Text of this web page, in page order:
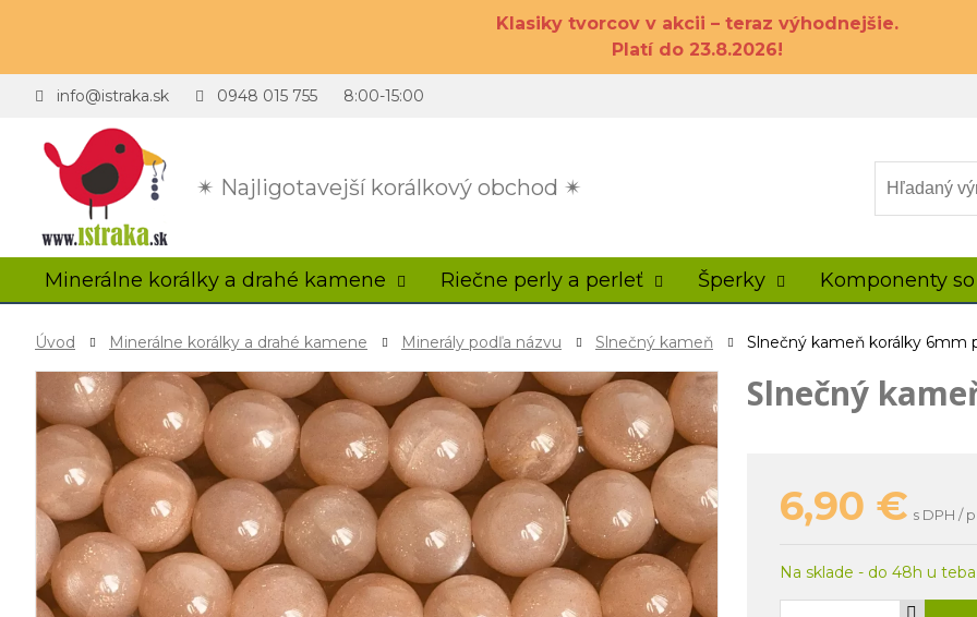
Klasiky tvorcov v akcii – teraz výhodnejšie.
Platí do 23.8.2026!
✴ Najligotavejší korálkový obchod ✴
info@istraka.sk 0948 015 755 8:00-15:00
Minerálne korálky a drahé kamene Riečne perly a perleť Šperky Komponenty
Úvod Minerálne korálky a drahé kamene Minerály podľa názvu Slnečný kameň Slnečný kameň korálky 6mm
Slnečný
6,90 € s DPH /
Na sklade - do 48h u teba